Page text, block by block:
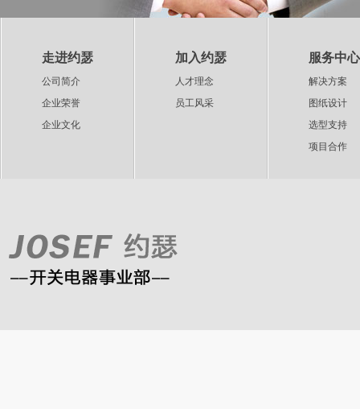
走进约瑟
公司简介
企业荣誉
企业文化
加入约瑟
人才理念
员工风采
服务中心
解决方案
图纸设计
选型支持
项目合作